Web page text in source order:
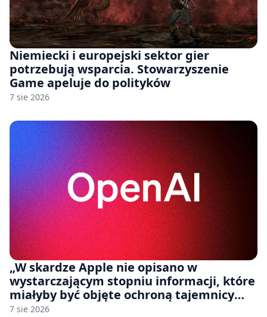
Niemiecki i europejski sektor gier
potrzebują wsparcia. Stowarzyszenie
Game apeluje do polityków
7 sie 2026
„W skardze Apple nie opisano w
wystarczającym stopniu informacji, które
miałyby być objęte ochroną tajemnicy
handlowej”. OpenAI żąda odrzucenia
7 sie 2026